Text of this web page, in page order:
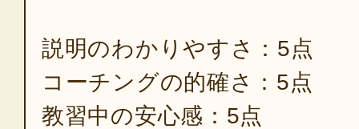
説明のわかりやすさ：5点
コーチングの的確さ：5点
教習中の安心感：5点